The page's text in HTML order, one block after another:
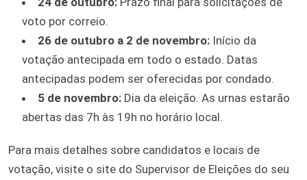
voto por correio.
26 de outubro a 2 de novembro: Início da
votação antecipada em todo o estado. Datas
antecipadas podem ser oferecidas por condado.
5 de novembro: Dia da eleição. As urnas estarão
abertas das 7h às 19h no horário local.
Para mais detalhes sobre candidatos e locais de
votação, visite o site do Supervisor de Eleições do seu